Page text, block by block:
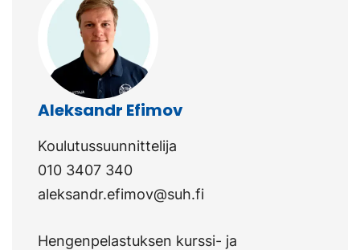
Aleksandr Efimov
Koulutussuunnittelija
010 3407 340
aleksandr.efimov@suh.fi
Hengenpelastuksen kurssi- ja